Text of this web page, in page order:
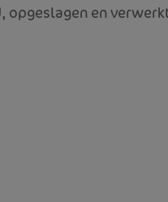
opgeslagen en